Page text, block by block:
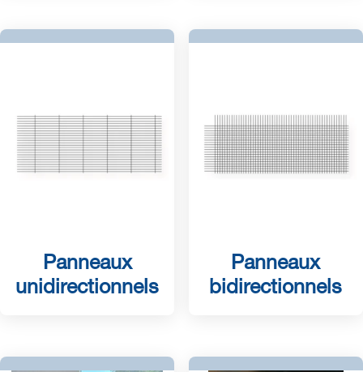
Panneaux
unidirectionnels
Panneaux
bidirectionnels